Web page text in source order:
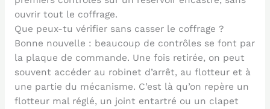
ouvrir tout le coffrage.
Que peux-tu vérifier sans casser le coffrage ?
Bonne nouvelle : beaucoup de contrôles se font par
la plaque de commande. Une fois retirée, on peut
souvent accéder au robinet d’arrêt, au flotteur et à
une partie du mécanisme. C’est là qu’on repère un
flotteur mal réglé, un joint entartré ou un clapet